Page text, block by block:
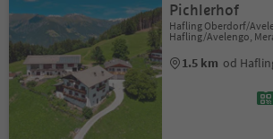
Pichlerhof
Hafling Oberdorf/
Hafling/Avelengo,
1.5 km od